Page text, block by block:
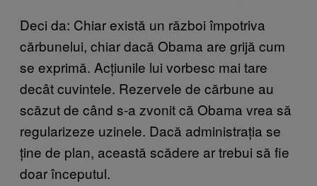
Deci da: Chiar există un război împotriva
cărbunelui, chiar dacă Obama are grijă cum
se exprimă. Acțiunile lui vorbesc mai tare
decât cuvintele. Rezervele de cărbune au
scăzut de când s-a zvonit că Obama vrea să
regularizeze uzinele. Dacă administrația se
ține de plan, această scădere ar trebui să fie
doar începutul.